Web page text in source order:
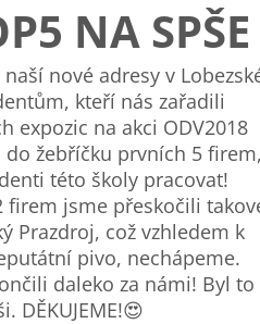
NA SPŠE
nové adresy v
kteří nás zařadili
expozic na akci ODV2018
do žebříčku prvních 5
této školy pracovat!
firem jsme přeskočili
Prazdroj, což vzhledem k
pivo, nechápeme.
daleko za námi! Byl to
DĚKUJEME!😍